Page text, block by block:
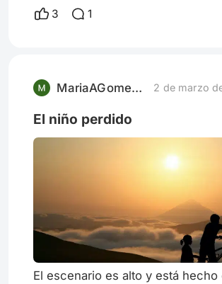
un descubrimiento oscuro y
Seguiremos a un grupo de niños
embargo, lo que podría ser
3 1
MariaAGomezG 2 de marzo
El niño perdido
El escenario es alto y está hecho